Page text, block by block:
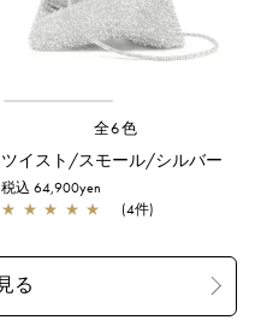
全6色
ツイスト/スモール/シルバー
税込 64,900yen
★ ★ ★ ★ ★ (4件)